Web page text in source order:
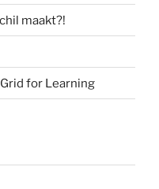
maakt?!
for Learning